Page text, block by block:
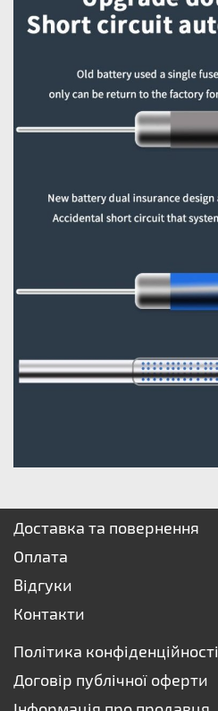
Доставка та повернення
Оплата
Відгуки
Контакти
Політика конфіденційності
Договір публічної оферти